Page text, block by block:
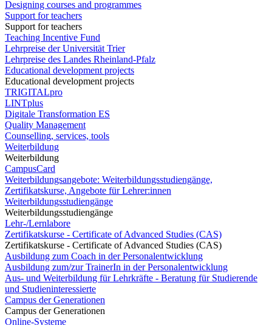
Designing courses and programmes
Support for teachers
Support for teachers
Teaching Incentive Fund
Lehrpreise der Universität Trier
Lehrpreise des Landes Rheinland-Pfalz
Educational development projects
Educational development projects
TRIGITALpro
LINTplus
Digitale Transformation ES
Quality Management
Counselling, services, tools
Weiterbildung
Weiterbildung
CampusCard
Weiterbildungsangebote: Weiterbildungsstudiengänge,
Zertifikatskurse, Angebote für Lehrer:innen
Weiterbildungsstudiengänge
Weiterbildungsstudiengänge
Lehr-/Lernlabore
Zertifikatskurse - Certificate of Advanced Studies (CAS)
Zertifikatskurse - Certificate of Advanced Studies (CAS)
Ausbildung zum Coach in der Personalentwicklung
Ausbildung zum/zur TrainerIn in der Personalentwicklung
Aus- und Weiterbildung für Lehrkräfte - Beratung für Studierende
und Studieninteressierte
Campus der Generationen
Campus der Generationen
Online-Systeme